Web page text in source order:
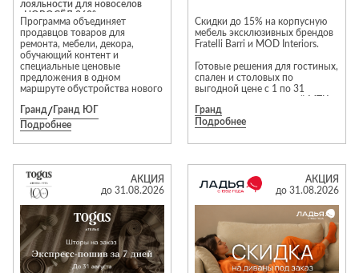
Барные стулья
Стулья
Табуреты
Двери
Входные двери
двери
Детская
мебель
Детские кровати
Сантехника
Душ
каналы и трапы
Душевые
ограждения и
поддоны
Бытовая химия
Вешалки
Гладильные
доски
Посуда
Стремянки
Текстиль
Товары для
лояльности для новосёлов
«НОВОСЁЛ 360°»
Программа объединяет
продавцов товаров для
ремонта, мебели, декора,
обучающий контент и
специальные ценовые
предложения в одном
маршруте обустройства нового
Гранд/ Гранд ЮГ
Подробнее
Скидки до 15% на корпусную
мебель эксклюзивных брендов
Fratelli Barri и MOD Interiors.
Готовые решения для гостиных,
спален и столовых по
выгодной цене с 1 по 31
«Гранд».
Гранд
Подробнее
АКЦИЯ
до 31.08.2026
АКЦИЯ
до 31.08.2026